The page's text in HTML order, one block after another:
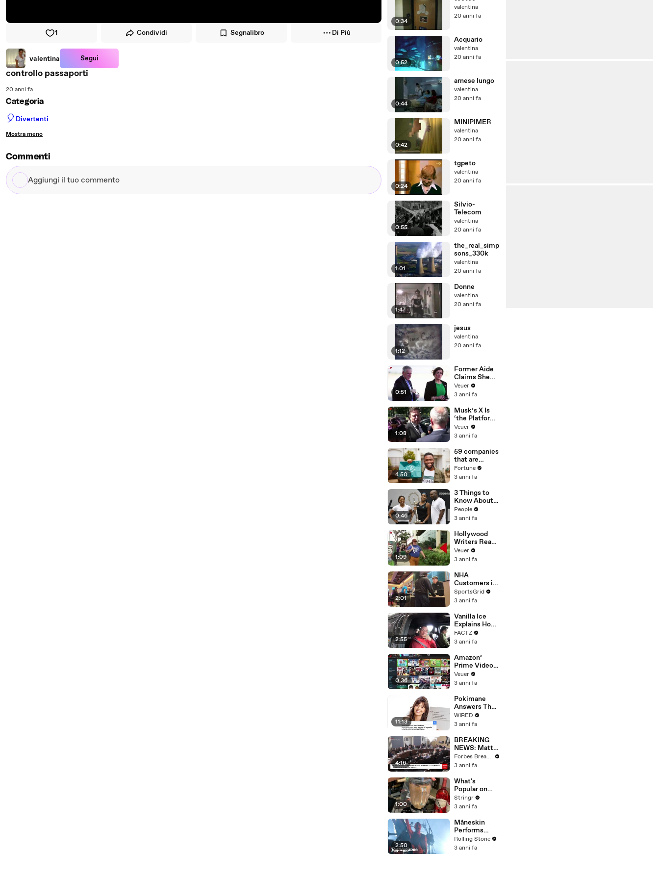
1 Condividi Segnalibro Di Più
valentina Segui
controllo passaporti
20 anni fa
Categoria
🎈 Divertenti
Mostra meno
Commenti
Aggiungi
il
0:34
valentina
20 anni fa
0:52
Acquario
valentina
20 anni fa
0:44
arnese lungo
valentina
20 anni fa
0:42
MINIPIMER
valentina
20 anni fa
0:24
tgpeto
valentina
20 anni fa
0:55
Silvio-
Telecom
valentina
20 anni fa
1:01
the_real_simp
sons_330k
valentina
20 anni fa
1:47
Donne
valentina
20 anni fa
1:12
jesus
valentina
20 anni fa
0:51
Former Aide
Claims She
Was Asked to
Make a ‘Hit
Trump
Veuer
3 anni fa
1:08
Musk’s X Is
‘the Platform
With the
Largest Ratio
Misinformatio
n or
Disinformatio
n’ Amongst
All Social
Media
Platforms
Veuer
3 anni fa
4:50
59 companies
that are
changing the
world: From
Chobani
Fortune
3 anni fa
0:46
3 Things to
Know About
Coco Gauff's
Parents
People
3 anni fa
1:09
Hollywood
Writers Reach
‘Tentative
Agreement’
After 146 Day
Strike
Veuer
3 anni fa
2:01
NHA
Customers in
Limbo as
Company
Potential
Merger
SportsGrid
3 anni fa
2:55
Vanilla Ice
Explains How
the 90’s
Shaped
FACTZ
3 anni fa
0:36
Amazon’
Prime Video
Will Show
Commercials
Year
Veuer
3 anni fa
11:13
Pokimane
Answers The
Web's Most
Searched
WIRED
3 anni fa
4:16
BREAKING
NEWS: Matt
Gaetz Tells
House
'I'm Not Going
To Vote For A
Continuing
Resolution'
Forbes Breaking News
3 anni fa
1:00
What's
Popular on
Uber Eats?
Stringr
3 anni fa
2:50
Måneskin
Performs
"HONEY" at
MSG
Rolling Stone
3 anni fa